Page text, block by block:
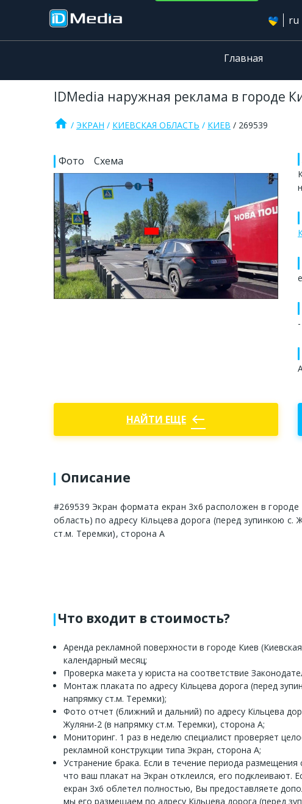
ru
Главная
IDMedia наружная реклама в городе
home ЭКРАН КИЕВСКАЯ ОБЛАСТЬ КИЕВ 269539
Фото Схема
-
НАЙТИ ЕЩЕ west
Описание
#269539 Экран формата екран 3х6 расположен в городе
область) по адресу Кільцева дорога (перед зупинкою с.
ст.м. Теремки), сторона A
Что входит в стоимость?
Аренда рекламной поверхности в городе Киев
календарный месяц;
Проверка макета у юриста на соответствие
Монтаж плаката по адресу Кільцева дорога (перед
напрямку ст.м. Теремки);
Фото отчет (ближний и дальний) по адресу Кільцева
Жуляни-2 (в напрямку ст.м. Теремки), сторона A;
Мониторинг. 1 раз в неделю специалист проверяет
рекламной конструкции типа Экран, сторона A;
Устранение брака. Если в течение периода размещения
что ваш плакат на Экран отклеился, его подклеивают.
екран 3х6 облетел полностью, Вы предоставляете
мы его размещаем по адресу Кільцева дорога (перед